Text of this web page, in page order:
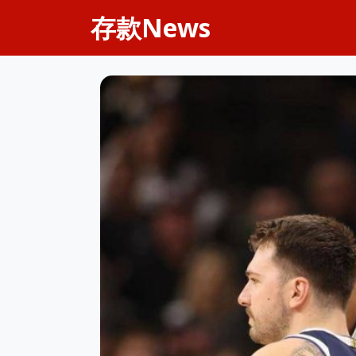
存款News